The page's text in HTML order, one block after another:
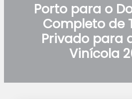
Porto para o
Completo de
Privado para
Vinícola